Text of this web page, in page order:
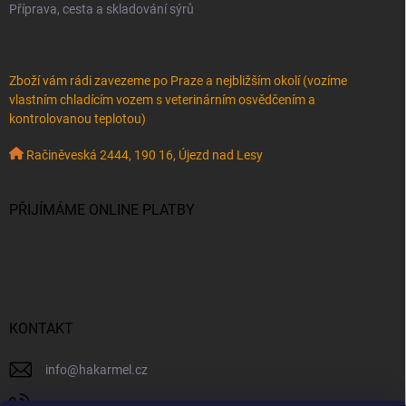
Příprava, cesta a skladování sýrů
Zboží vám rádi zavezeme po Praze a nejbližším okolí (vozíme
vlastním chladícím vozem s veterinárním osvědčením a
kontrolovanou teplotou)
Račiněveská 2444, 190 16, Újezd nad Lesy
PŘIJÍMÁME ONLINE PLATBY
KONTAKT
info@hakarmel.cz